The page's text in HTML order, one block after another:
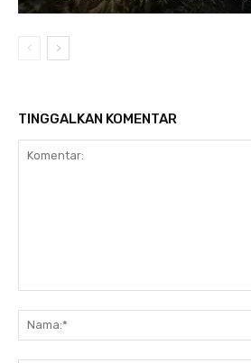
TINGGALKAN KOMENTAR